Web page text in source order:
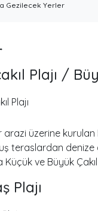
Gezilecek Yerler
Plajı /
arazi üzerine
teraslardan denize
ve Büyük
Plajı